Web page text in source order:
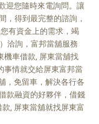
迎您隨時來電詢問。讓
，得到最完整的諮詢，
有資金上的需求，竭
洽詢，富邦當舖服務
機車借款, 屏東當舖找
事情就交給屏東富邦當
，免留車，解決各行各
款融資的好夥伴，借錢
, 屏東當舖就找屏東富